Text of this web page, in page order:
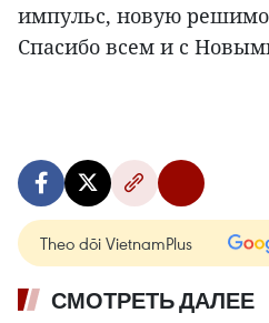
импульс, новую
Спасибо всем и с
Theo dõi VietnamPlus
СМОТРЕТЬ ДАЛЕЕ